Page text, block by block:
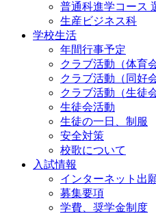
普通科進学コース
生産ビジネス科
学校生活
年間行事予定
クラブ活動（体育会
クラブ活動（同好
クラブ活動（生徒
生徒会活動
生徒の一日、制服
安全対策
校歌について
入試情報
インターネット出
募集要項
学費、奨学金制度